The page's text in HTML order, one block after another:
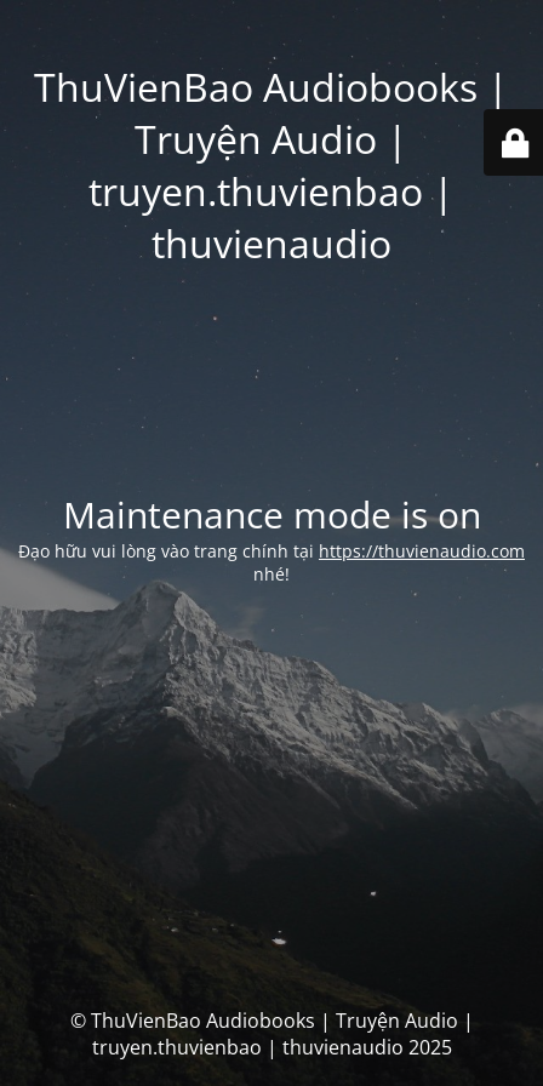
ThuVienBao Audiobooks |
Truyện Audio |
truyen.thuvienbao |
thuvienaudio
Maintenance mode is on
Đạo hữu vui lòng vào trang chính tại https://thuvienaudio.com
nhé!
© ThuVienBao Audiobooks | Truyện Audio |
truyen.thuvienbao | thuvienaudio 2025